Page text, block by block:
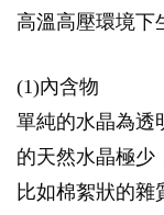
高溫高壓環境下
(1)內含物
單純的水晶為透
的天然水晶極少
比如棉絮狀的雜